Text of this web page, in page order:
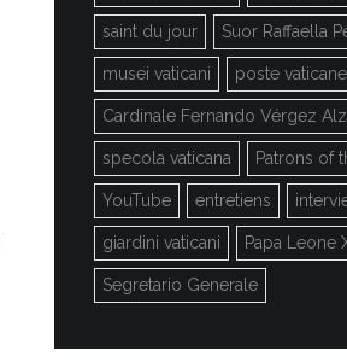
saint du jour Suor Raffaella
musei vaticani poste vaticane
Cardinale Fernando Vérgez
specola vaticana Patrons of
YouTube entretiens
giardini vaticani Papa Leone
Segretario Generale